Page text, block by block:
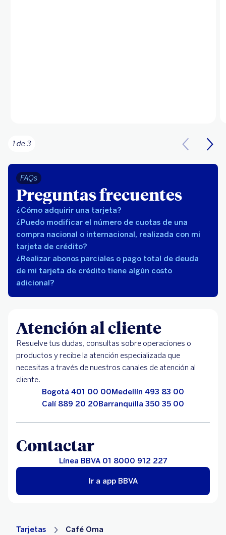
1 de 3
FAQs
Preguntas frecuentes
¿Cómo adquirir una tarjeta?
¿Puedo modificar el número de cuotas de una
compra nacional o internacional, realizada con mi
tarjeta de crédito?
¿Realizar abonos parciales o pago total de deuda
de mi tarjeta de crédito tiene algún costo
adicional?
Atención al cliente
Resuelve tus dudas, consultas sobre operaciones o
productos y recibe la atención especializada que
necesitas a través de nuestros canales de atención al
cliente.
Bogotá 401 00 00Medellín 493 83 00
Calí 889 20 20Barranquilla 350 35 00
Contactar
Línea BBVA 01 8000 912 227
Ir a app BBVA
Tarjetas Café Oma